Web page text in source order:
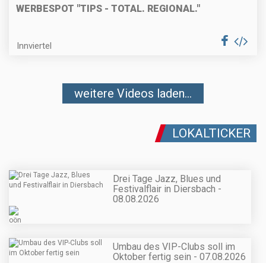
WERBESPOT "TIPS - TOTAL. REGIONAL."
Innviertel
weitere Videos laden...
LOKALTICKER
Drei Tage Jazz, Blues und
Festivalflair in Diersbach -
08.08.2026
Umbau des VIP-Clubs soll im
Oktober fertig sein - 07.08.2026